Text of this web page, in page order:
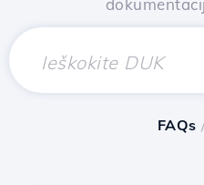
FAQs